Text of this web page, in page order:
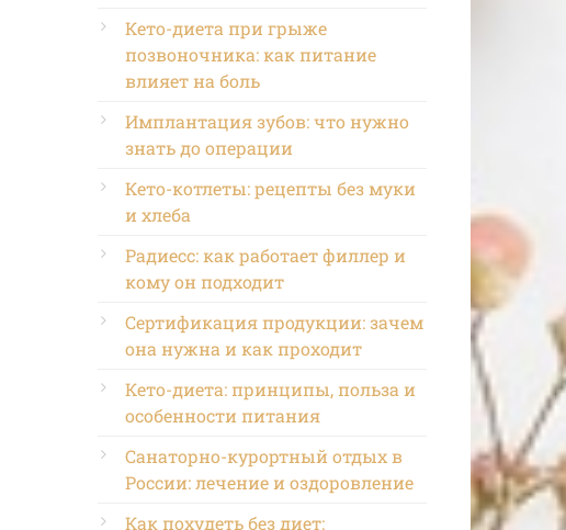
Кето-диета при грыже
позвоночника: как питание
влияет на боль
Имплантация зубов: что нужно
знать до операции
Кето-котлеты: рецепты без муки
и хлеба
Радиесс: как работает филлер и
кому он подходит
Сертификация продукции: зачем
она нужна и как проходит
Кето-диета: принципы, польза и
особенности питания
Санаторно-курортный отдых в
России: лечение и оздоровление
Как похудеть без диет: